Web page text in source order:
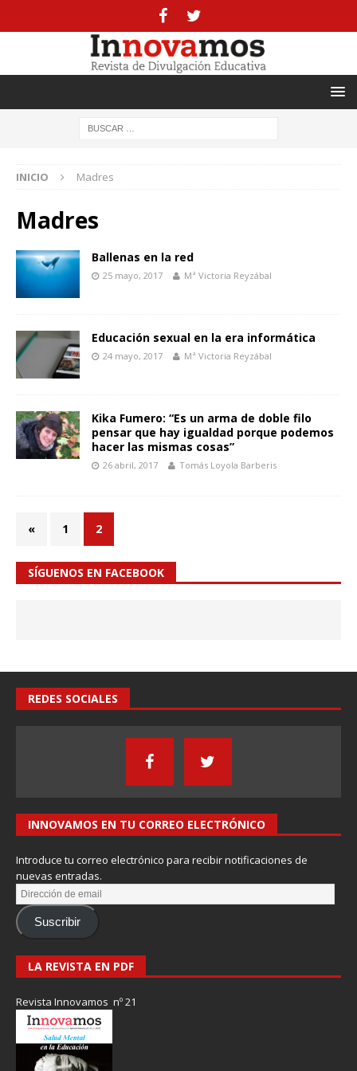
INICIO Madres
Madres
Ballenas en la red
25 mayo, 2017 Mª Victoria Reyzábal
Educación sexual en la era informática
24 mayo, 2017 Mª Victoria Reyzábal
Kika Fumero: “Es un arma de doble filo
pensar que hay igualdad porque podemos
hacer las mismas cosas”
26 abril, 2017 Tomás Loyola Barberis
« 1 2
SÍGUENOS EN FACEBOOK
REDES SOCIALES
INNOVAMOS EN TU CORREO ELECTRÓNICO
Introduce tu correo electrónico para recibir notificaciones de
nuevas entradas.
Suscribir
LA REVISTA EN PDF
Revista Innovamos nº 21